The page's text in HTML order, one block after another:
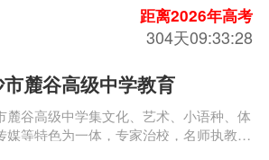
距离2026年高考
304天09:33:27
麓谷高级中学教育
麓谷高级中学集文化、艺术、小语种、体
媒等特色为一体，专家治校，名师执教，